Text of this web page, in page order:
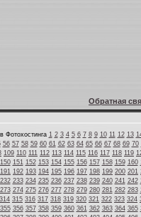
Обратная
Фотохостинга 1 2 3 4 5 6 7 8 9 10 11 12 13
56 57 58 59 60 61 62 63 64 65 66 67 68 69 70
109 110 111 112 113 114 115 116 117 118 119
150 151 152 153 154 155 156 157 158 159 160
191 192 193 194 195 196 197 198 199 200 201
232 233 234 235 236 237 238 239 240 241 242
273 274 275 276 277 278 279 280 281 282 283
314 315 316 317 318 319 320 321 322 323 324
355 356 357 358 359 360 361 362 363 364 365